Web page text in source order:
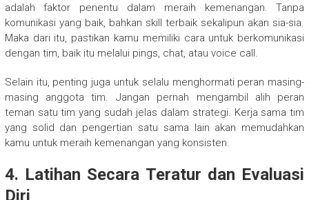
adalah faktor penentu dalam meraih kemenangan. Tanpa
komunikasi yang baik, bahkan skill terbaik sekalipun akan sia-sia.
Maka dari itu, pastikan kamu memiliki cara untuk berkomunikasi
dengan tim, baik itu melalui pings, chat, atau voice call.
Selain itu, penting juga untuk selalu menghormati peran masing-
masing anggota tim. Jangan pernah mengambil alih peran
teman satu tim yang sudah jelas dalam strategi. Kerja sama tim
yang solid dan pengertian satu sama lain akan memudahkan
kamu untuk meraih kemenangan yang konsisten.
4. Latihan Secara Teratur dan Evaluasi
Diri